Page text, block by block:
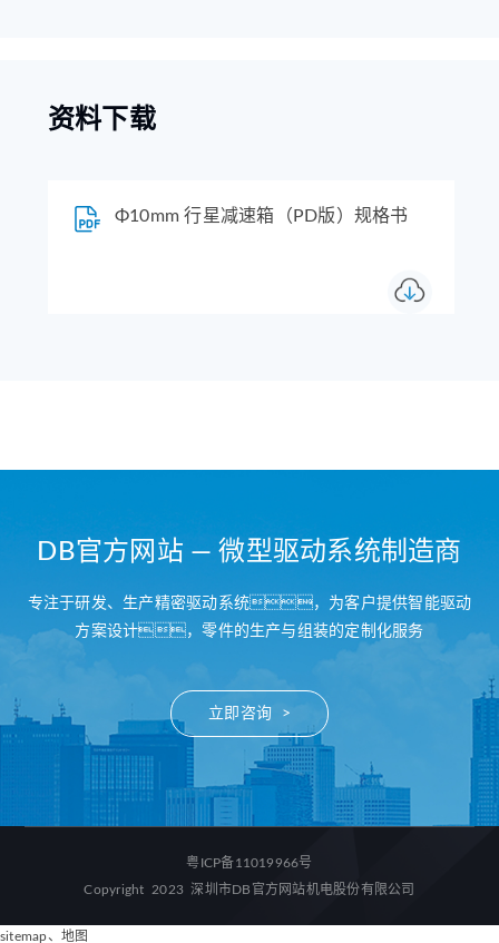
资料下载
Φ10mm 行星减速箱（PD版）规格书
DB官方网站 — 微型驱动系统制造商
专注于研发、生产精密驱动系统，为客户提供智能驱动
方案设计，零件的生产与组装的定制化服务
立即咨询 >
粤ICP备11019966号
Copyright 2023 深圳市DB官方网站机电股份有限公司
sitemap、 地图